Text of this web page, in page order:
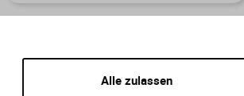
Alle zulassen